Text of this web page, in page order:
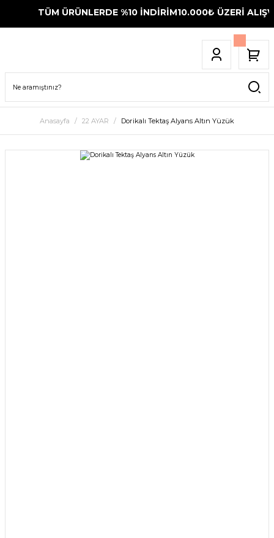
TÜM ÜRÜNLERDE %10 İNDİRİM10.000₺ ÜZERİ
Anasayfa 22 AYAR Dorikalı Tektaş Alyans Altın Yüzük